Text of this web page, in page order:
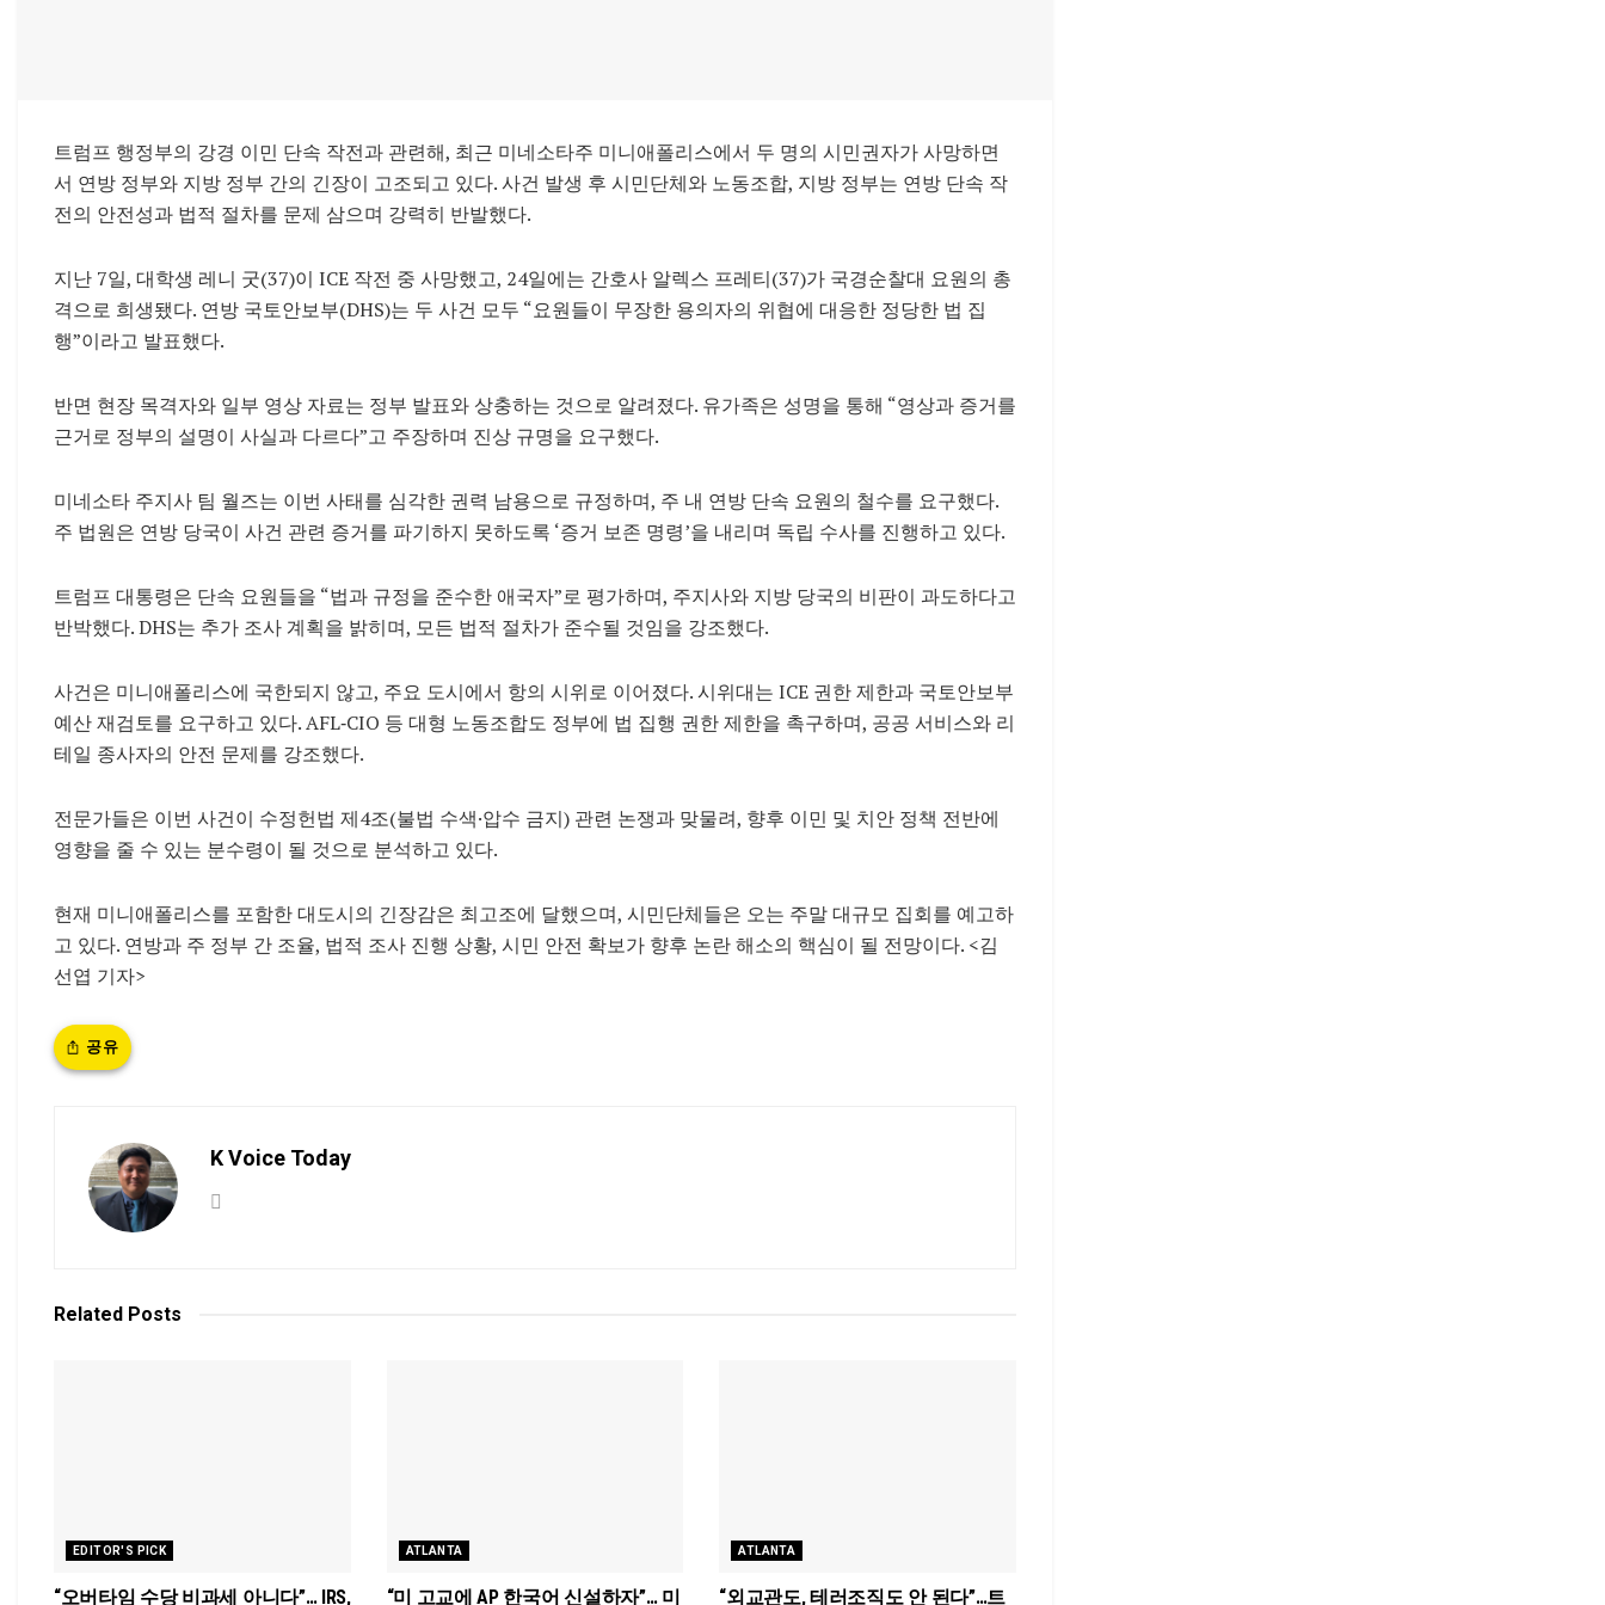
트럼프 행정부의 강경 이민 단속 작전과 관련해, 최근 미네소타주 미니애폴리스에서 두 명의 시민권자가 사망하면
서 연방 정부와 지방 정부 간의 긴장이 고조되고 있다. 사건 발생 후 시민단체와 노동조합, 지방 정부는 연방 단속 작
전의 안전성과 법적 절차를 문제 삼으며 강력히 반발했다.
지난 7일, 대학생 레니 굿(37)이 ICE 작전 중 사망했고, 24일에는 간호사 알렉스 프레티(37)가 국경순찰대 요원의 총
격으로 희생됐다. 연방 국토안보부(DHS)는 두 사건 모두 “요원들이 무장한 용의자의 위협에 대응한 정당한 법 집
행”이라고 발표했다.
반면 현장 목격자와 일부 영상 자료는 정부 발표와 상충하는 것으로 알려졌다. 유가족은 성명을 통해 “영상과 증거를
근거로 정부의 설명이 사실과 다르다”고 주장하며 진상 규명을 요구했다.
미네소타 주지사 팀 월즈는 이번 사태를 심각한 권력 남용으로 규정하며, 주 내 연방 단속 요원의 철수를 요구했다.
주 법원은 연방 당국이 사건 관련 증거를 파기하지 못하도록 ‘증거 보존 명령’을 내리며 독립 수사를 진행하고 있다.
트럼프 대통령은 단속 요원들을 “법과 규정을 준수한 애국자”로 평가하며, 주지사와 지방 당국의 비판이 과도하다고
반박했다. DHS는 추가 조사 계획을 밝히며, 모든 법적 절차가 준수될 것임을 강조했다.
사건은 미니애폴리스에 국한되지 않고, 주요 도시에서 항의 시위로 이어졌다. 시위대는 ICE 권한 제한과 국토안보부
예산 재검토를 요구하고 있다. AFL‑CIO 등 대형 노동조합도 정부에 법 집행 권한 제한을 촉구하며, 공공 서비스와 리
테일 종사자의 안전 문제를 강조했다.
전문가들은 이번 사건이 수정헌법 제4조(불법 수색·압수 금지) 관련 논쟁과 맞물려, 향후 이민 및 치안 정책 전반에
영향을 줄 수 있는 분수령이 될 것으로 분석하고 있다.
현재 미니애폴리스를 포함한 대도시의 긴장감은 최고조에 달했으며, 시민단체들은 오는 주말 대규모 집회를 예고하
고 있다. 연방과 주 정부 간 조율, 법적 조사 진행 상황, 시민 안전 확보가 향후 논란 해소의 핵심이 될 전망이다. <김
선엽 기자>
공유
K Voice Today
Related Posts
EDITOR'S PICK
“오버타임 수당 비과세 아니다”… IRS,
ATLANTA
“미 고교에 AP 한국어 신설하자”… 미
ATLANTA
“외교관도, 테러조직도 안 된다”…트